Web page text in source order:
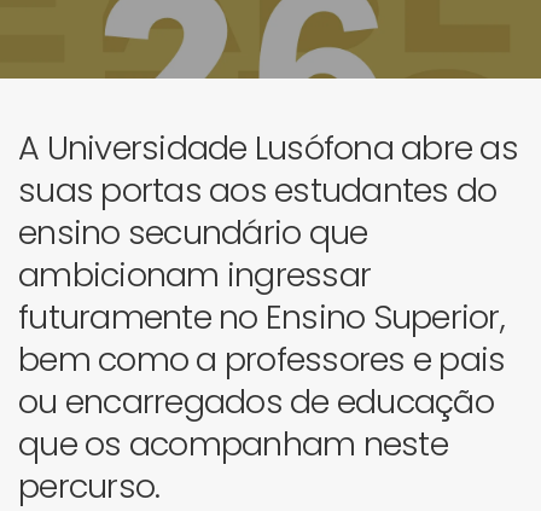
A Universidade Lusófona abre as
suas portas aos estudantes do
ensino secundário que
ambicionam ingressar
futuramente no Ensino Superior,
bem como a professores e pais
ou encarregados de educação
que os acompanham neste
percurso.